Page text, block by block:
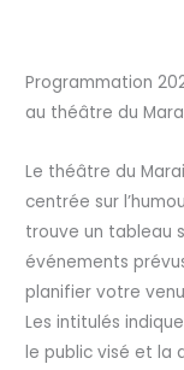
Programmation
au théâtre du
Le théâtre du
centrée sur
trouve un tableau
événements
planifier votre
Les intitulés
le public visé et la